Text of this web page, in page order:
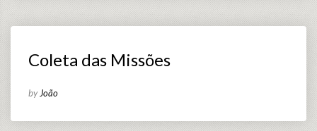
Coleta das Missões
by João